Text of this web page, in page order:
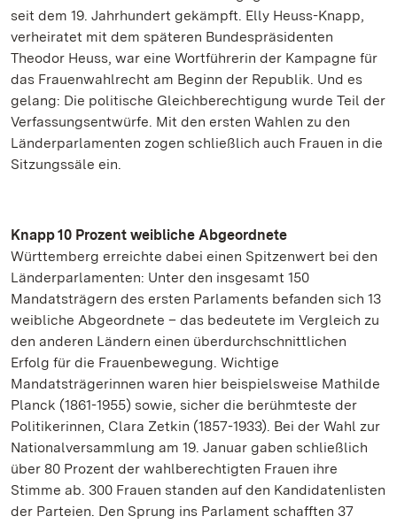
seit dem 19. Jahrhundert gekämpft. Elly Heuss-Knapp,
verheiratet mit dem späteren Bundespräsidenten
Theodor Heuss, war eine Wortführerin der Kampagne für
das Frauenwahlrecht am Beginn der Republik. Und es
gelang: Die politische Gleichberechtigung wurde Teil der
Verfassungsentwürfe. Mit den ersten Wahlen zu den
Länderparlamenten zogen schließlich auch Frauen in die
Sitzungssäle ein.
Knapp 10 Prozent weibliche Abgeordnete
Württemberg erreichte dabei einen Spitzenwert bei den
Länderparlamenten: Unter den insgesamt 150
Mandatsträgern des ersten Parlaments befanden sich 13
weibliche Abgeordnete – das bedeutete im Vergleich zu
den anderen Ländern einen überdurchschnittlichen
Erfolg für die Frauenbewegung. Wichtige
Mandatsträgerinnen waren hier beispielsweise Mathilde
Planck (1861-1955) sowie, sicher die berühmteste der
Politikerinnen, Clara Zetkin (1857-1933). Bei der Wahl zur
Nationalversammlung am 19. Januar gaben schließlich
über 80 Prozent der wahlberechtigten Frauen ihre
Stimme ab. 300 Frauen standen auf den Kandidatenlisten
der Parteien. Den Sprung ins Parlament schafften 37